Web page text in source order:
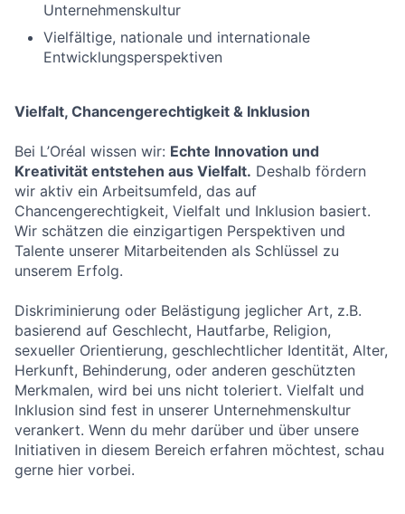
Unternehmenskultur
Vielfältige, nationale und internationale
Entwicklungsperspektiven
Vielfalt, Chancengerechtigkeit & Inklusion
Bei L’Oréal wissen wir: Echte Innovation und
Kreativität entstehen aus Vielfalt. Deshalb fördern
wir aktiv ein Arbeitsumfeld, das auf
Chancengerechtigkeit, Vielfalt und Inklusion basiert.
Wir schätzen die einzigartigen Perspektiven und
Talente unserer Mitarbeitenden als Schlüssel zu
unserem Erfolg.
Diskriminierung oder Belästigung jeglicher Art, z.B.
basierend auf Geschlecht, Hautfarbe, Religion,
sexueller Orientierung, geschlechtlicher Identität, Alter,
Herkunft, Behinderung, oder anderen geschützten
Merkmalen, wird bei uns nicht toleriert. Vielfalt und
Inklusion sind fest in unserer Unternehmenskultur
verankert. Wenn du mehr darüber und über unsere
Initiativen in diesem Bereich erfahren möchtest, schau
gerne hier vorbei.